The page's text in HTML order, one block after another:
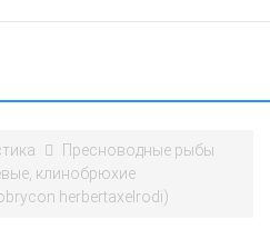
Пресноводные рыбы
клинобрюхие
herbertaxelrodi)